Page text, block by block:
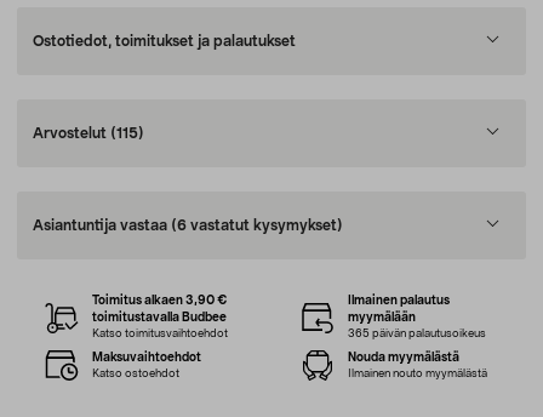
Ostotiedot, toimitukset ja palautukset
Arvostelut (115)
Asiantuntija vastaa (6 vastatut kysymykset)
Toimitus alkaen 3,90 €
toimitustavalla Budbee
Katso toimitusvaihtoehdot
Ilmainen palautus
myymälään
365 päivän palautusoikeus
Maksuvaihtoehdot
Katso ostoehdot
Nouda myymälästä
Ilmainen nouto myymälästä